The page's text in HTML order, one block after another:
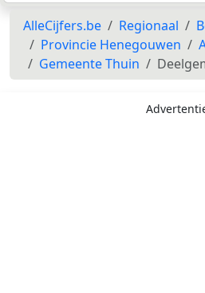
AlleCijfers.be Regionaal
Provincie Henegouwen
Gemeente Thuin